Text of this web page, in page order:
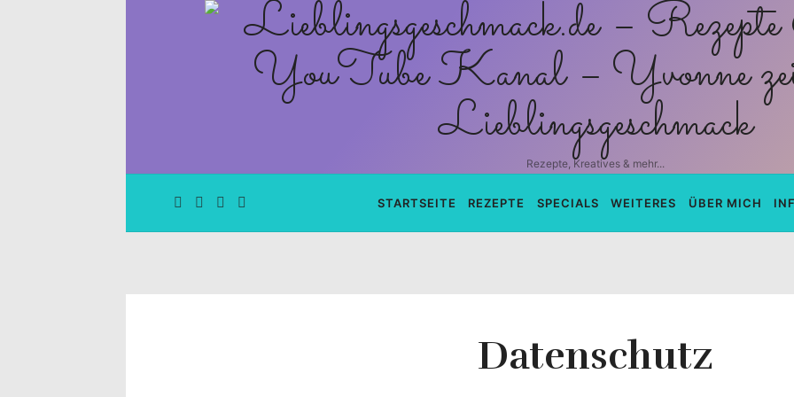
Lieblingsgeschmack.de
Rezepte
Blog
und
Rezepte, Kreatives & mehr...
STARTSEITE REZEPTE SPECIALS WEITERES ÜBER MICH
Datenschutz